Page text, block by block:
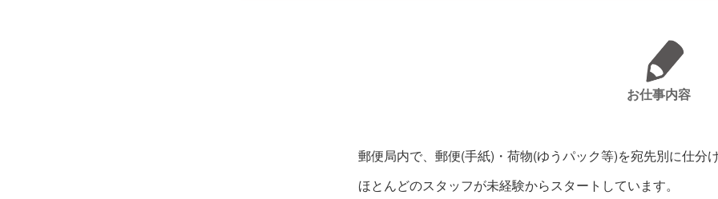
お仕事内容
郵便局内で、郵便(手紙)・荷物(ゆうパック等)を宛先別に仕分
ほとんどのスタッフが未経験からスタートしています。